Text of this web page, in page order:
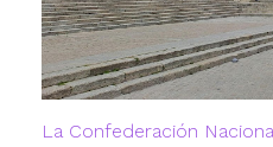
La Confederación